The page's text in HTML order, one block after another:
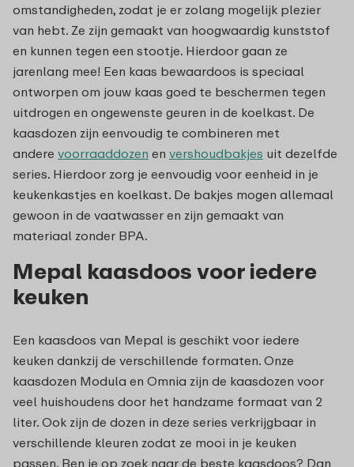
omstandigheden, zodat je er zolang mogelijk plezier
van hebt. Ze zijn gemaakt van hoogwaardig kunststof
en kunnen tegen een stootje. Hierdoor gaan ze
jarenlang mee! Een kaas bewaardoos is speciaal
ontworpen om jouw kaas goed te beschermen tegen
uitdrogen en ongewenste geuren in de koelkast. De
kaasdozen zijn eenvoudig te combineren met
andere voorraaddozen en vershoudbakjes uit dezelfde
series. Hierdoor zorg je eenvoudig voor eenheid in je
keukenkastjes en koelkast. De bakjes mogen allemaal
gewoon in de vaatwasser en zijn gemaakt van
materiaal zonder BPA.
Mepal kaasdoos voor iedere
keuken
Een kaasdoos van Mepal is geschikt voor iedere
keuken dankzij de verschillende formaten. Onze
kaasdozen Modula en Omnia zijn de kaasdozen voor
veel huishoudens door het handzame formaat van 2
liter. Ook zijn de dozen in deze series verkrijgbaar in
verschillende kleuren zodat ze mooi in je keuken
passen. Ben je op zoek naar de beste kaasdoos? Dan